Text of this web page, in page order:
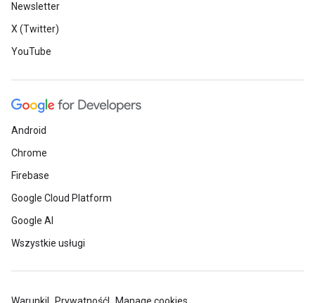
Newsletter
X (Twitter)
YouTube
Android
Chrome
Firebase
Google Cloud Platform
Google AI
Wszystkie usługi